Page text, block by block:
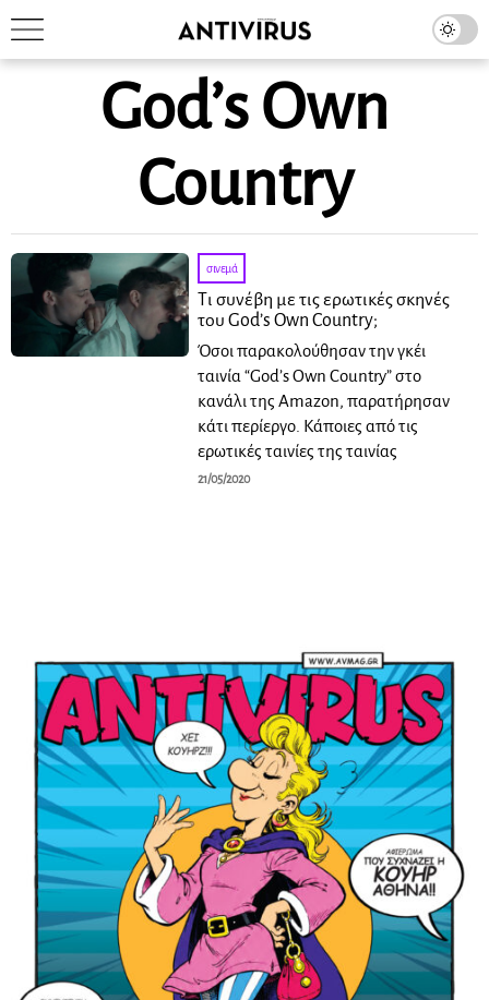
God’s Own
Country
σινεμά
Τι συνέβη με τις ερωτικές σκηνές
του God’s Own Country;
Όσοι παρακολούθησαν την γκέι
ταινία “God’s Own Country” στο
κανάλι της Amazon, παρατήρησαν
κάτι περίεργο. Κάποιες από τις
ερωτικές ταινίες της ταινίας
21/05/2020